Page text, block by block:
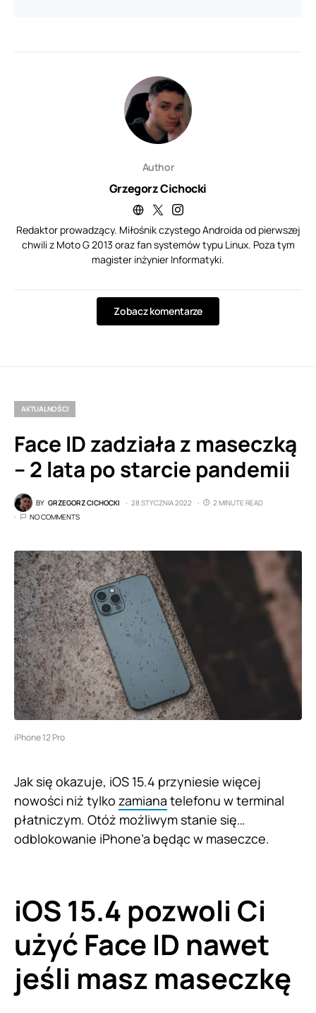
Author
Grzegorz Cichocki
Redaktor prowadzący. Miłośnik czystego Androida od pierwszej
chwili z Moto G 2013 oraz fan systemów typu Linux. Poza tym
magister inżynier Informatyki.
Zobacz komentarze
AKTUALNOŚCI
Face ID zadziała z maseczką
– 2 lata po starcie pandemii
BY GRZEGORZ CICHOCKI 28 STYCZNIA 2022
2 MINUTE READ
NO COMMENTS
iPhone 12 Pro
Jak się okazuje, iOS 15.4 przyniesie więcej
nowości niż tylko zamiana telefonu w terminal
płatniczym. Otóż możliwym stanie się…
odblokowanie iPhone’a będąc w maseczce.
iOS 15.4 pozwoli Ci
użyć Face ID nawet
jeśli masz maseczkę